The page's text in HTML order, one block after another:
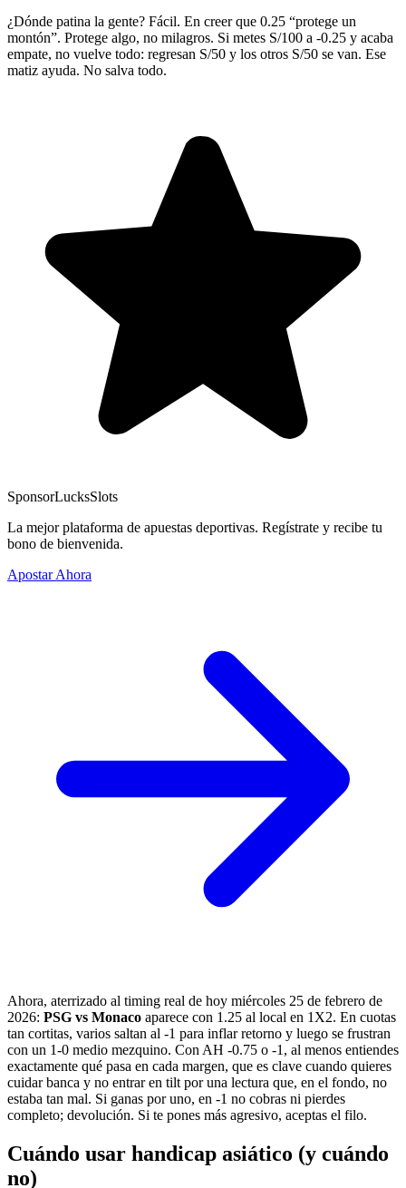
¿Dónde patina la gente? Fácil. En creer que 0.25 “protege un
montón”. Protege algo, no milagros. Si metes S/100 a -0.25 y acaba
empate, no vuelve todo: regresan S/50 y los otros S/50 se van. Ese
matiz ayuda. No salva todo.
SponsorLucksSlots
La mejor plataforma de apuestas deportivas. Regístrate y recibe tu
bono de bienvenida.
Apostar Ahora
Ahora, aterrizado al timing real de hoy miércoles 25 de febrero de
2026: PSG vs Monaco aparece con 1.25 al local en 1X2. En cuotas
tan cortitas, varios saltan al -1 para inflar retorno y luego se frustran
con un 1-0 medio mezquino. Con AH -0.75 o -1, al menos entiendes
exactamente qué pasa en cada margen, que es clave cuando quieres
cuidar banca y no entrar en tilt por una lectura que, en el fondo, no
estaba tan mal. Si ganas por uno, en -1 no cobras ni pierdes
completo; devolución. Si te pones más agresivo, aceptas el filo.
Cuándo usar handicap asiático (y cuándo
no)